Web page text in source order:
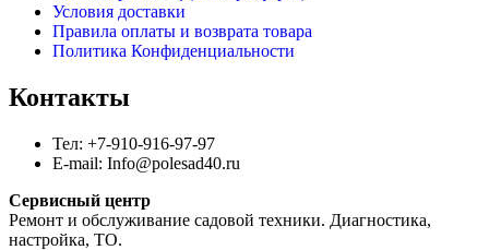
Условия доставки
Правила оплаты и возврата товара
Политика Конфиденциальности
Контакты
Тел: +7-910-916-97-97
E-mail: Info@polesad40.ru
Сервисный центр
Ремонт и обслуживание садовой техники. Диагностика,
настройка, ТО.